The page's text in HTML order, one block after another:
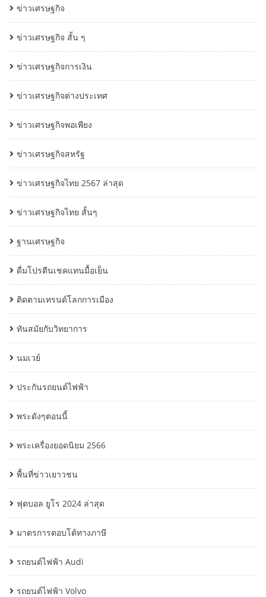
ข่าวเศรษฐกิจ
ข่าวเศรษฐกิจ สั้น ๆ
ข่าวเศรษฐกิจการเงิน
ข่าวเศรษฐกิจต่างประเทศ
ข่าวเศรษฐกิจพอเพียง
ข่าวเศรษฐกิจสหรัฐ
ข่าวเศรษฐกิจไทย 2567 ล่าสุด
ข่าวเศรษฐกิจไทย สั้นๆ
ฐานเศรษฐกิจ
ดื่มโปรตีนเชคแทนมื้อเย็น
ติดตามเทรนด์โลกการเมือง
ทันสมัยกับวิทยาการ
นมเวย์
ประกันรถยนต์ไฟฟ้า
พระดังๆตอนนี้
พระเครื่องยอดนิยม 2566
พื้นที่ข่าวเยาวชน
ฟุตบอล ยูโร 2024 ล่าสุด
มาตรการตอบโต้ทางภาษี
รถยนต์ไฟฟ้า Audi
รถยนต์ไฟฟ้า Volvo